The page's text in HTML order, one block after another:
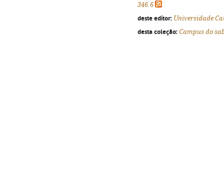
346.6
deste editor: Universidade
desta coleção: Campus do